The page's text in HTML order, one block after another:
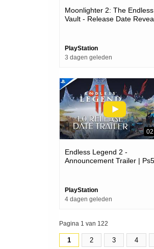
Moonlighter 2: The Endless
Vault - Release Date
PlayStation
3 dagen geleden
Endless Legend 2 -
Announcement Trailer | Ps5
PlayStation
4 dagen geleden
Pagina 1 van 122
1 2 3 4